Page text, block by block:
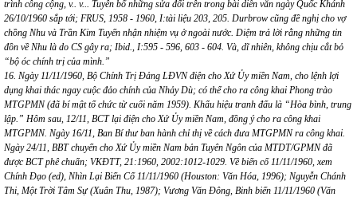
trình công cộng, v.. v... Tuyên bố những sửa đổi trên trong bài diễn văn ngày Quốc Khánh
26/10/1960 sắp tới; FRUS, 1958 - 1960, I:tài liệu 203, 205. Durbrow cũng đề nghị cho vợ
chồng Nhu và Trần Kim Tuyến nhận nhiệm vụ ở ngoài nước. Diệm trả lời rằng những tin
đồn về Nhu là do CS gây ra; Ibid., I:595 - 596, 603 - 604. Và, dĩ nhiên, không chịu cắt bỏ
“bộ óc chính trị của mình.”
16. Ngày 11/11/1960, Bộ Chính Trị Đảng LĐVN điện cho Xứ Ủy miền Nam, cho lệnh lợi
dụng khai thác ngay cuộc đảo chính của Nhảy Dù; có thể cho ra công khai Phong trào
MTGPMN (đã bí mật tổ chức từ cuối năm 1959). Khẩu hiệu tranh đấu là “Hòa bình, trung
lập.” Hôm sau, 12/11, BCT lại điện cho Xứ Ủy miền Nam, đồng ý cho ra công khai
MTGPMN. Ngày 16/11, Ban Bí thư ban hành chỉ thị về cách đưa MTGPMN ra công khai.
Ngày 24/11, BBT chuyển cho Xứ Ủy miền Nam bản Tuyên Ngôn của MTDT/GPMN đã
được BCT phê chuẩn; VKĐTT, 21:1960, 2002:1012-1029. Về biến cố 11/11/1960, xem
Chính Đạo (ed), Nhìn Lại Biến Cố 11/11/1960 (Houston: Văn Hóa, 1996); Nguyễn Chánh
Thi, Một Trời Tâm Sự (Xuân Thu, 1987); Vương Văn Đông, Binh biến 11/11/1960 (Văn